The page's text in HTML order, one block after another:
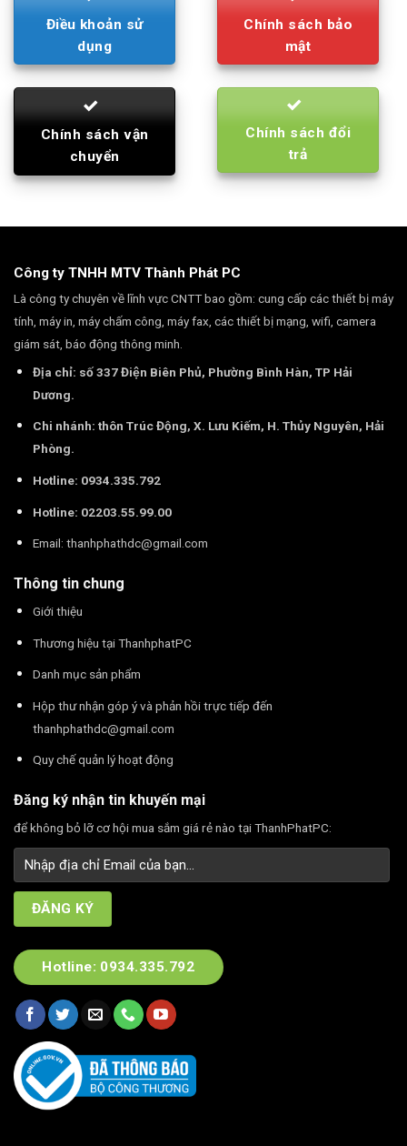
Điều khoản sử
dụng
Chính sách bảo
mật
Chính sách vận
chuyển
Chính sách đổi
trả
Công ty TNHH MTV Thành Phát PC
Là công ty chuyên về lĩnh vực CNTT bao gồm: cung cấp các thiết bị máy
tính, máy in, máy chấm công, máy fax, các thiết bị mạng, wifi, camera
giám sát, báo động thông minh.
Địa chỉ: số 337 Điện Biên Phủ, Phường Bình Hàn, TP Hải
Dương.
Chi nhánh: thôn Trúc Động, X. Lưu Kiếm, H. Thủy Nguyên, Hải
Phòng.
Hotline: 0934.335.792
Hotline: 02203.55.99.00
Email: thanhphathdc@gmail.com
Thông tin chung
Giới thiệu
Thương hiệu tại ThanhphatPC
Danh mục sản phẩm
Hộp thư nhận góp ý và phản hồi trực tiếp đến
thanhphathdc@gmail.com
Quy chế quản lý hoạt động
Đăng ký nhận tin khuyến mại
để không bỏ lỡ cơ hội mua sắm giá rẻ nào tại ThanhPhatPC:
Hotline: 0934.335.792